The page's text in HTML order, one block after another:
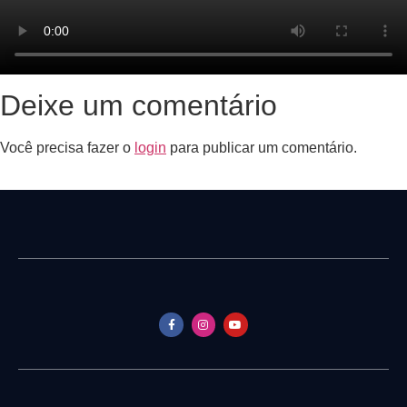
Deixe um comentário
Você precisa fazer o login para publicar um comentário.